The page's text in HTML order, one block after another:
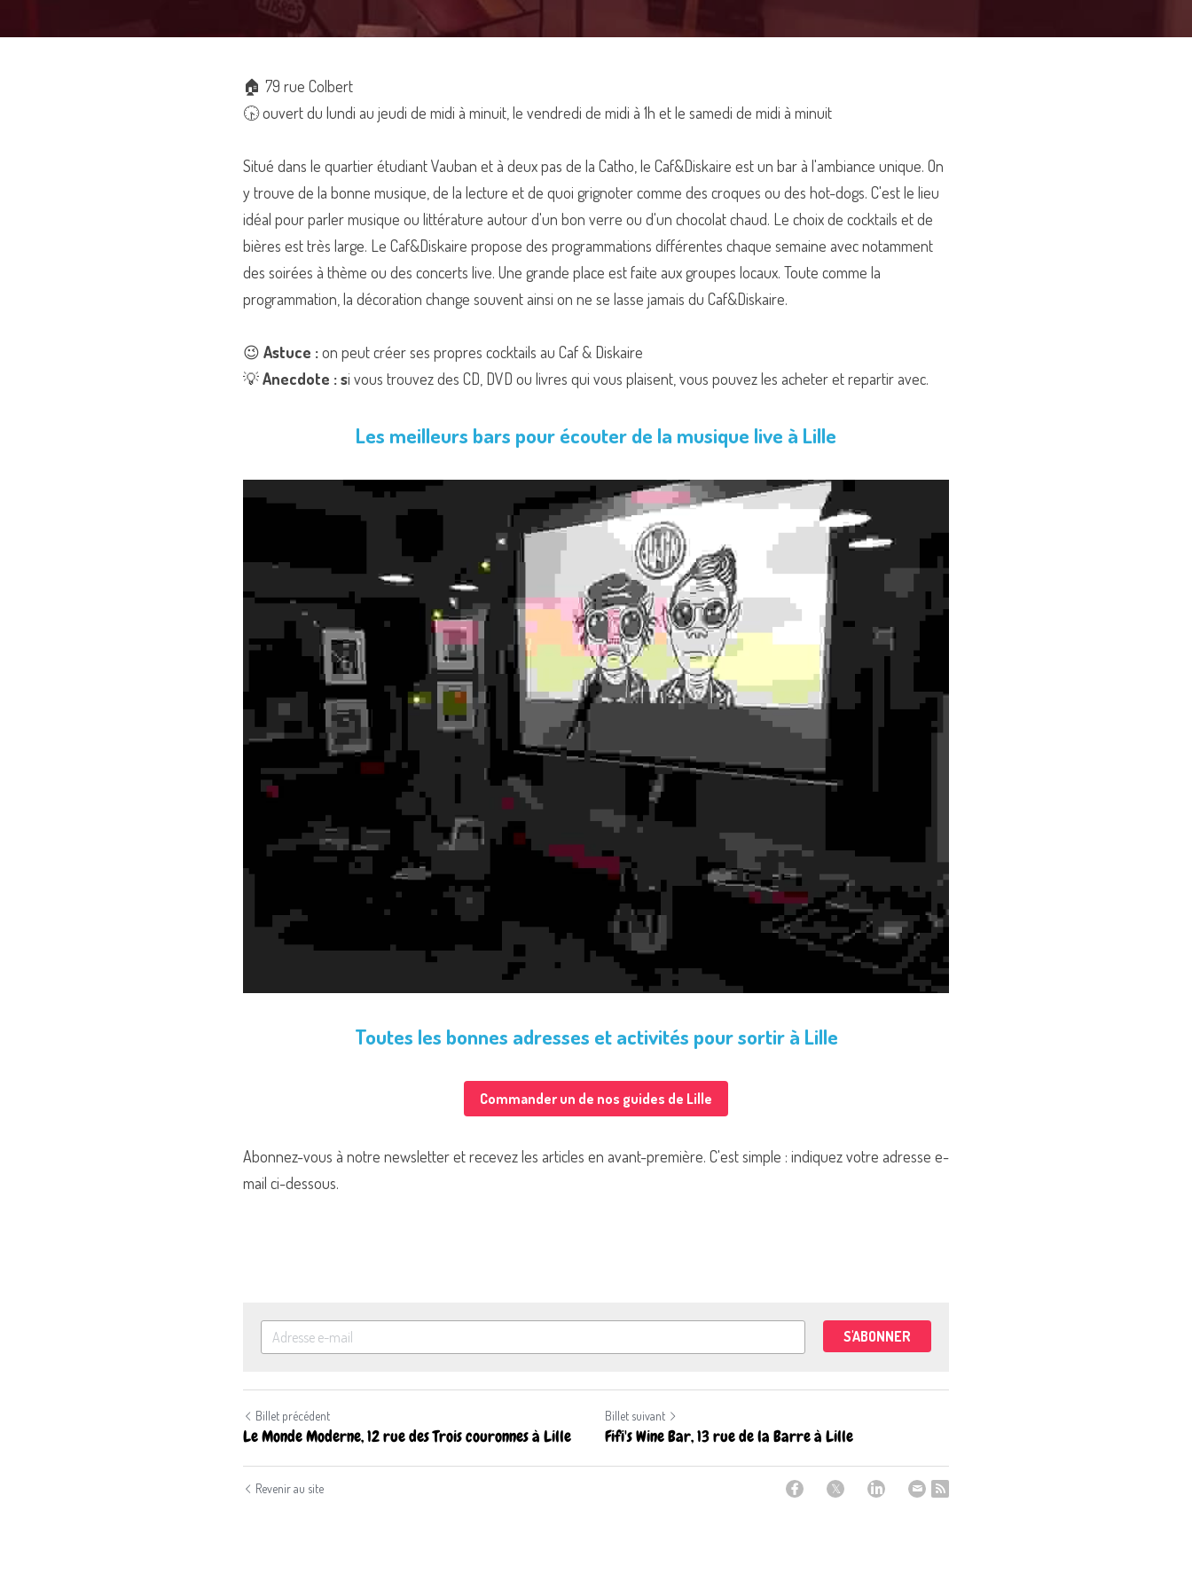
🏠 79 rue Colbert
🕟 ouvert du lundi au jeudi de midi à minuit, le vendredi de midi à 1h et le samedi de midi à minuit
Situé dans le quartier étudiant Vauban et à deux pas de la Catho, le Caf&Diskaire est un bar à l'ambiance unique. On
y trouve de la bonne musique, de la lecture et de quoi grignoter comme des croques ou des hot-dogs. C'est le lieu
idéal pour parler musique ou littérature autour d'un bon verre ou d'un chocolat chaud. Le choix de cocktails et de
bières est très large. Le Caf&Diskaire propose des programmations différentes chaque semaine avec notamment
des soirées à thème ou des concerts live. Une grande place est faite aux groupes locaux. Toute comme la
programmation, la décoration change souvent ainsi on ne se lasse jamais du Caf&Diskaire.
😉 Astuce : on peut créer ses propres cocktails au Caf & Diskaire
💡 Anecdote : si vous trouvez des CD, DVD ou livres qui vous plaisent, vous pouvez les acheter et repartir avec.
Les meilleurs bars pour écouter de la musique live à Lille
Toutes les bonnes adresses et activités pour sortir à Lille
Commander un de nos guides de Lille
Abonnez-vous à notre newsletter et recevez les articles en avant-première. C'est simple : indiquez votre adresse e-
mail ci-dessous.
S'ABONNER
Billet précédent
Le Monde Moderne, 12 rue des Trois couronnes à Lille
Billet suivant
Fifi's Wine Bar, 13 rue de la Barre à Lille
Revenir au site